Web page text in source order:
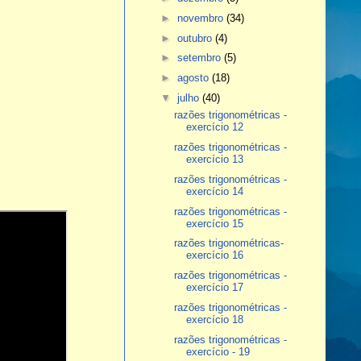
►novembro(34)
►outubro(4)
►setembro(5)
►agosto(18)
▼julho(40)
razões trigonométricas -
exercício 12
razões trigonométricas -
exercício 13
razões trigonométricas -
exercício 14
razões trigonométricas -
exercício 15
razões trigonométricas-
exercício 16
razões trigonométricas -
exercício 17
razões trigonométricas -
exercício 18
razões trigonométricas -
exercício - 19